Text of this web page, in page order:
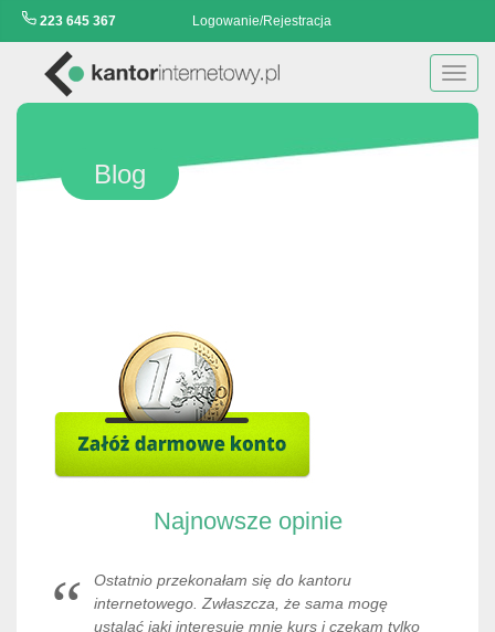
223 645 367 Logowanie/Rejestracja
Blog
Najnowsze opinie
Ostatnio przekonałam się do kantoru
internetowego. Zwłaszcza, że sama mogę
ustalać jaki interesuje mnie kurs i czekam tylko